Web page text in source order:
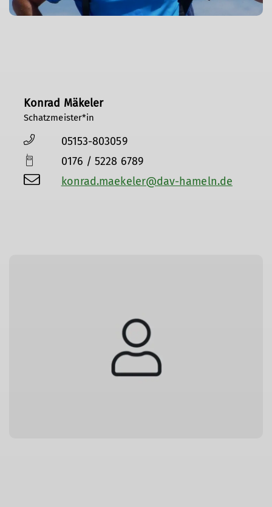
Konrad Mäkeler
Schatzmeister*in
05153-803059
0176 / 5228 6789
konrad.maekeler@dav-hameln.de